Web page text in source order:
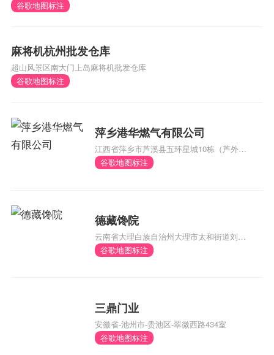
谷歌地图标注
麻将机杭州批发仓库
超山风景区南大门上岛麻将机批发仓库
谷歌地图标注
萍乡港华燃气有限公司
江西省萍乡市芦溪县五环星城10栋（芦外和
体育馆对面）
谷歌地图标注
德藏馋院
云南省大理白族自治州大理市太和街道刘官
厂村委会风阳邑村290号
谷歌地图标注
三鼎门业
安徽省-池州市-贵池区-翠微西路434室
谷歌地图标注